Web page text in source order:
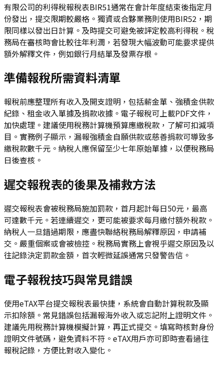
有限公司的利得稅報稅表BIR51通常在會計年度結束後指定月
份發出，提交限期較嚴格。獨資或合夥業務則使用BIR52，期
限同樣以發出日計算。及時提交可避免被評定較高利得稅。稅
務局在審核時會比較往年利潤，若發現大幅波動可能要求提供
額外解釋文件，例如銀行月結單及發票存根。
準備報稅所需資料清單
報稅前應整理所有收入及開支證明，包括薪金單、強積金供款
紀錄、租金收入單據及捐款收據。電子報稅可上載PDF文件，
加快處理。建議使用稅務計算機預算應繳稅款，了解可扣減項
目。實務例子顯示，漏報強積金自願供款或慈善捐款可導致多
繳稅款數千元。納稅人應保留至少七年原始單據，以便稅務局
日後查核。
遲交報稅表的後果及補救方法
遲交報稅表會被稅務局施加罰款，首月起計每日50元，最高
可達數千元。若連續遲交，更可能被要求每月繳付額外稅款。
納稅人一旦錯過期限，應盡快聯絡稅務局解釋原因，申請補
交。嚴重個案或會被檢控。稅務局實務上會視乎遲交原因及以
往記錄決定罰款金額，首次輕微延誤通常只發警告信。
電子報稅技巧與常見錯誤
使用eTAX平台提交報稅表最快捷，系統會自動計算稅款及顯
示扣除額。常見錯誤包括漏報海外收入或忘記附上證明文件。
建議先用稅務計算機模擬計算，再正式提交。填寫時核對身份
證明文件號碼，避免資料不符。eTAX用戶亦可即時查看過往
報稅記錄，方便比對收入變化。